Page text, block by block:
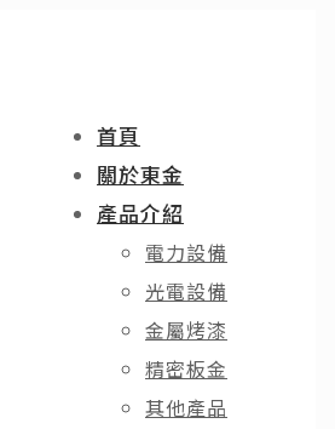
首頁
關於東金
產品介紹
電力設備
光電設備
金屬烤漆
精密板金
其他產品